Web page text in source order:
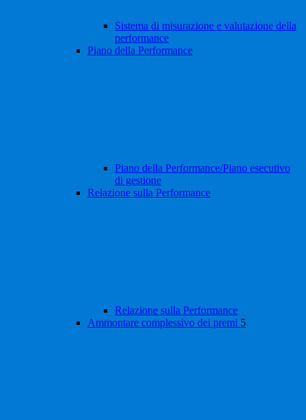
Sistema di misurazione e valutazione della
performance
Piano della Performance
Piano della Performance/Piano esecutivo
di gestione
Relazione sulla Performance
Relazione sulla Performance
Ammontare complessivo dei premi 5